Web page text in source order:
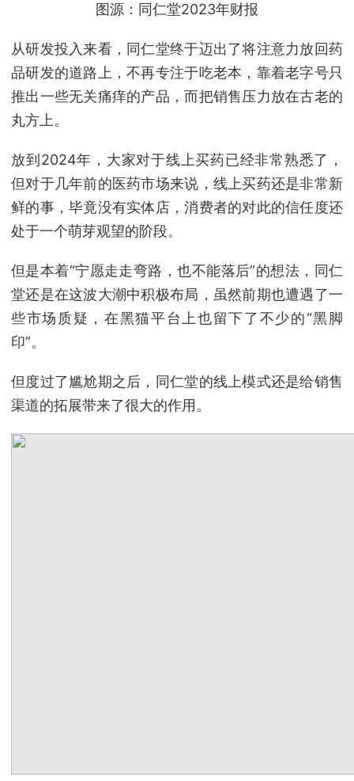
图源：同仁堂2023年财报
从研发投入来看，同仁堂终于迈出了将注意力放回药
品研发的道路上，不再专注于吃老本，靠着老字号只
推出一些无关痛痒的产品，而把销售压力放在古老的
丸方上。
放到2024年，大家对于线上买药已经非常熟悉了，
但对于几年前的医药市场来说，线上买药还是非常新
鲜的事，毕竟没有实体店，消费者的对此的信任度还
处于一个萌芽观望的阶段。
但是本着“宁愿走走弯路，也不能落后”的想法，同仁
堂还是在这波大潮中积极布局，虽然前期也遭遇了一
些市场质疑，在黑猫平台上也留下了不少的“黑脚
印”。
但度过了尴尬期之后，同仁堂的线上模式还是给销售
渠道的拓展带来了很大的作用。